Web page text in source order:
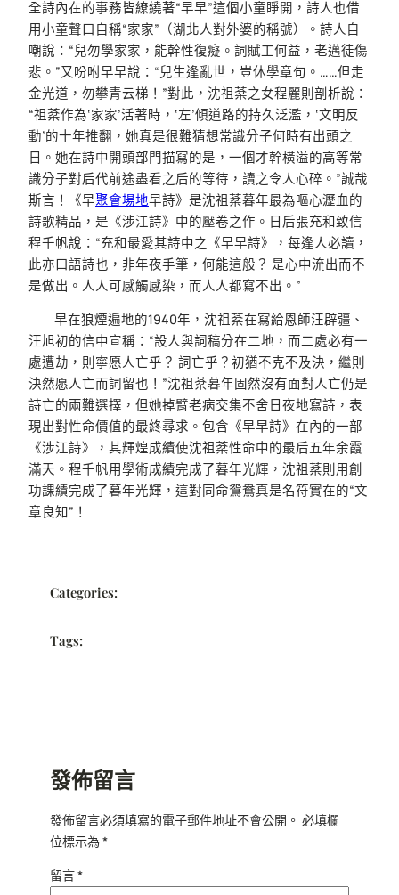
全詩內在的事務皆繚繞著“早早”這個小童睜開，詩人也借
用小童聲口自稱“家家”（湖北人對外婆的稱號）。詩人自
嘲說：“兒勿學家家，能幹性復癡。詞賦工何益，老邁徒傷
悲。”又吩咐早早說：“兒生逢亂世，豈休學章句。……但走
金光道，勿攀青云梯！”對此，沈祖棻之女程麗則剖析說：
“祖棻作為‘家家’活著時，‘左’傾道路的持久泛濫，‘文明反
動’的十年推翻，她真是很難猜想常識分子何時有出頭之
日。她在詩中開頭部門描寫的是，一個才幹橫溢的高等常
識分子對后代前途盡看之后的等待，讀之令人心碎。”誠哉
斯言！《早聚會場地早詩》是沈祖棻暮年最為嘔心瀝血的
詩歌精品，是《涉江詩》中的壓卷之作。日后張充和致信
程千帆說：“充和最愛其詩中之《早早詩》，每逢人必讀，
此亦口語詩也，非年夜手筆，何能這般？ 是心中流出而不
是做出。人人可感觸感染，而人人都寫不出。”
早在狼煙遍地的1940年，沈祖棻在寫給恩師汪辟疆、
汪旭初的信中宣稱：“設人與詞稿分在二地，而二處必有一
處遭劫，則寧愿人亡乎？ 詞亡乎？初猶不克不及決，繼則
決然愿人亡而詞留也！”沈祖棻暮年固然沒有面對人亡仍是
詩亡的兩難選擇，但她掉臂老病交集不舍日夜地寫詩，表
現出對性命價值的最終尋求。包含《早早詩》在內的一部
《涉江詩》，其輝煌成績使沈祖棻性命中的最后五年余霞
滿天。程千帆用學術成績完成了暮年光輝，沈祖棻則用創
功課績完成了暮年光輝，這對同命鴛鴦真是名符實在的“文
章良知”！
Categories:
Tags:
發佈留言
發佈留言必須填寫的電子郵件地址不會公開。 必填欄
位標示為*
留言*